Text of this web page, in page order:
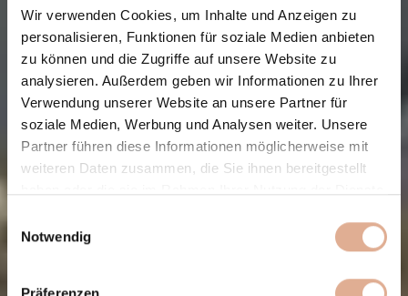
Wir verwenden Cookies, um Inhalte und Anzeigen zu
personalisieren, Funktionen für soziale Medien anbieten
zu können und die Zugriffe auf unsere Website zu
analysieren. Außerdem geben wir Informationen zu Ihrer
Verwendung unserer Website an unsere Partner für
soziale Medien, Werbung und Analysen weiter. Unsere
Partner führen diese Informationen möglicherweise mit
weiteren Daten zusammen, die Sie ihnen bereitgestellt
Einwilligungsauswahl
Notwendig
Präferenzen